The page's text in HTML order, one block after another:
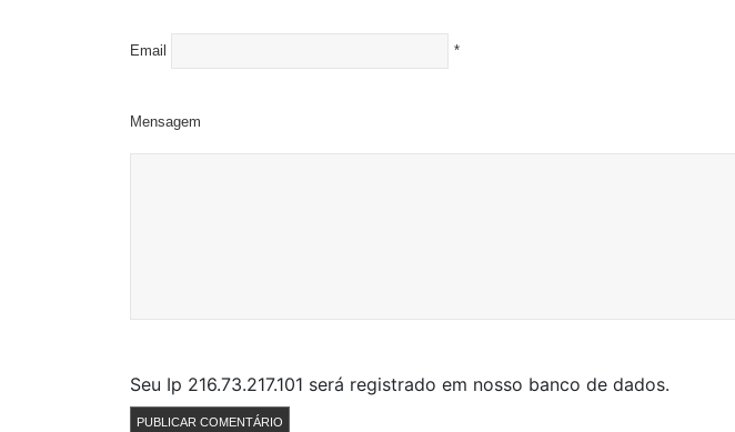
Email *
Mensagem
Seu Ip 216.73.217.101 será registrado em nosso banco de dados.